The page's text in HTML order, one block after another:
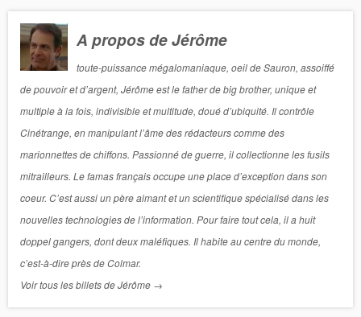
A propos de Jérôme
toute-puissance mégalomaniaque, oeil de Sauron, assoiffé
de pouvoir et d’argent, Jérôme est le father de big brother, unique et
multiple à la fois, indivisible et multitude, doué d’ubiquité. Il contrôle
Cinétrange, en manipulant l’âme des rédacteurs comme des
marionnettes de chiffons. Passionné de guerre, il collectionne les fusils
mitrailleurs. Le famas français occupe une place d’exception dans son
coeur. C’est aussi un père aimant et un scientifique spécialisé dans les
nouvelles technologies de l’information. Pour faire tout cela, il a huit
doppel gangers, dont deux maléfiques. Il habite au centre du monde,
c’est-à-dire près de Colmar.
Voir tous les billets de Jérôme →